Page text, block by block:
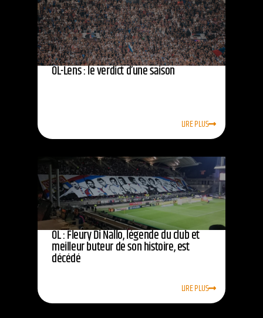
OL-Lens : le verdict d’une saison
LIRE PLUS
OL : Fleury Di Nallo, légende du club et
meilleur buteur de son histoire, est
décédé
LIRE PLUS